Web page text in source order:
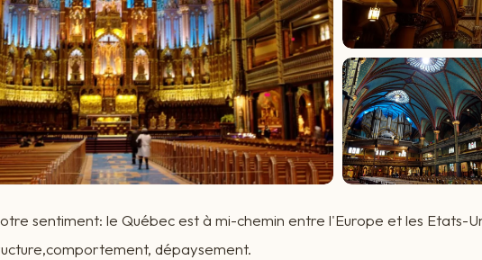
sentiment: le Québec est à mi-chemin entre l'Europe et les Etats-
dépaysement.